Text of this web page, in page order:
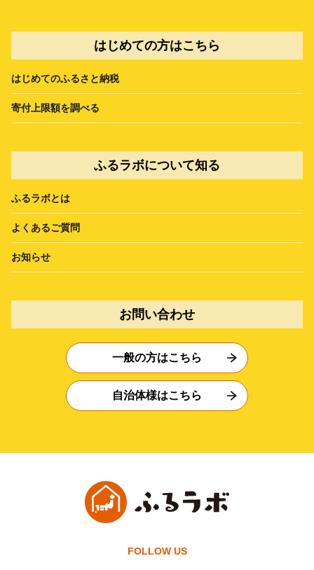
はじめての方はこちら
はじめてのふるさと納税
寄付上限額を調べる
ふるラボについて知る
ふるラボとは
よくあるご質問
お知らせ
お問い合わせ
一般の方はこちら
自治体様はこちら
FOLLOW US